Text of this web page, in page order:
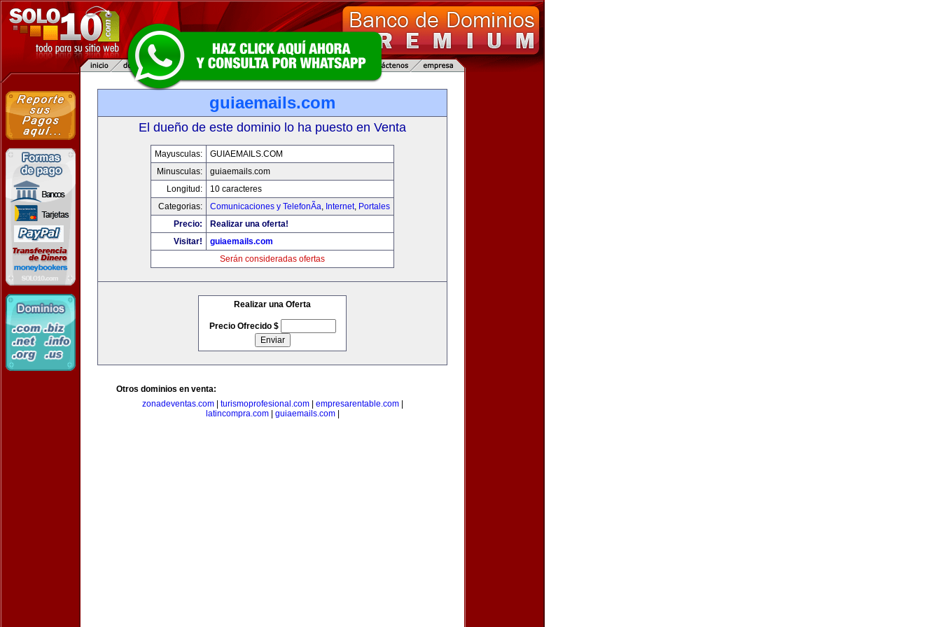
guiaemails.com
El dueño de este dominio lo ha puesto en Venta
Mayusculas:
GUIAEMAILS.COM
Minusculas:
guiaemails.com
Longitud:
10 caracteres
Categorias:
Comunicaciones y TelefonÃ­a, Internet, Portales
Precio:
Realizar una oferta!
Visitar!
guiaemails.com
Serán consideradas ofertas
Realizar una Oferta
Precio Ofrecido $
Otros dominios en venta:
zonadeventas.com| turismoprofesional.com| empresarentable.com|
latincompra.com| guiaemails.com|